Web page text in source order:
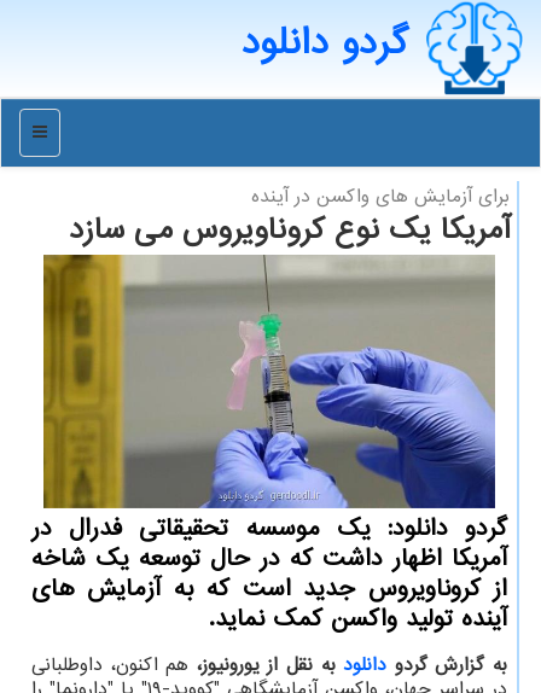
گردو دانلود
منو
برای آزمایش های واكسن در آینده
آمریكا یك نوع كروناویروس می سازد
گردو دانلود: یك موسسه تحقیقاتی فدرال در
آمریكا اظهار داشت كه در حال توسعه یك شاخه
از كروناویروس جدید است كه به آزمایش های
آینده تولید واكسن كمك نماید.
به گزارش گردو دانلودبه نقل از یورونیوز، هم اکنون، داوطلبانی